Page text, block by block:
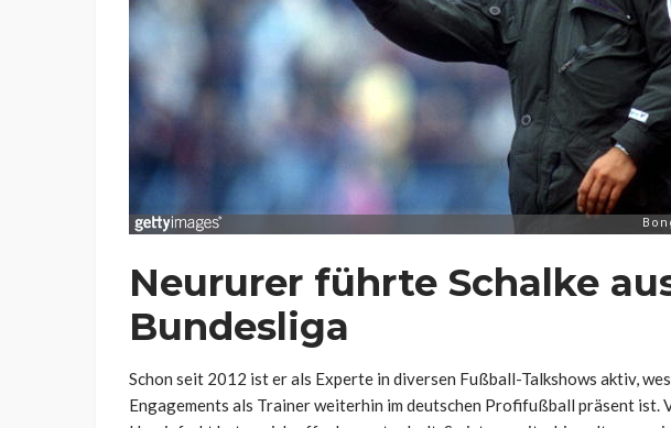
Neururer führte Schalke
Bundesliga
Schon seit 2012 ist er als Experte in diversen Fußball-Talkshows aktiv,
Engagements als Trainer weiterhin im deutschen Profifußball präsent ist.